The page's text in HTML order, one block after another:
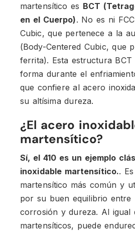
martensítico es BCT
en el Cuerpo). No es ni
Cubic, que pertenece a la
(Body-Centered Cubic, que
ferrita). Esta estructura BCT
forma durante el
que confiere al acero
su altísima dureza.
¿El acero
martensítico?
Sí, el 410 es un ejemplo
inoxidable martensítico..
martensítico más común y
por su buen equilibrio entre
corrosión y dureza. Al igual
martensíticos, puede